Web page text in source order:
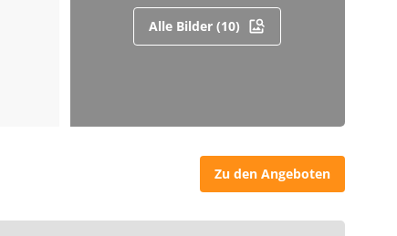
Alle Bilder (10)
Zu den Angeboten